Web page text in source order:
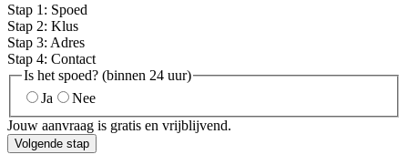
Stap 1 : Spoed
Stap 2: Klus
Stap 3: Adres
Stap 4: Contact
Is het spoed? (binnen 24 uur)
Ja
Nee
Jouw aanvraag is gratis en vrijblijvend.
Volgende stap